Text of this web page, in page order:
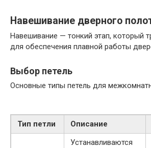
Навешивание дверного
Навешивание — тонкий этап, который
для обеспечения плавной работы
Выбор петель
Основные типы петель для
Тип петли Описание
Устанавливаются